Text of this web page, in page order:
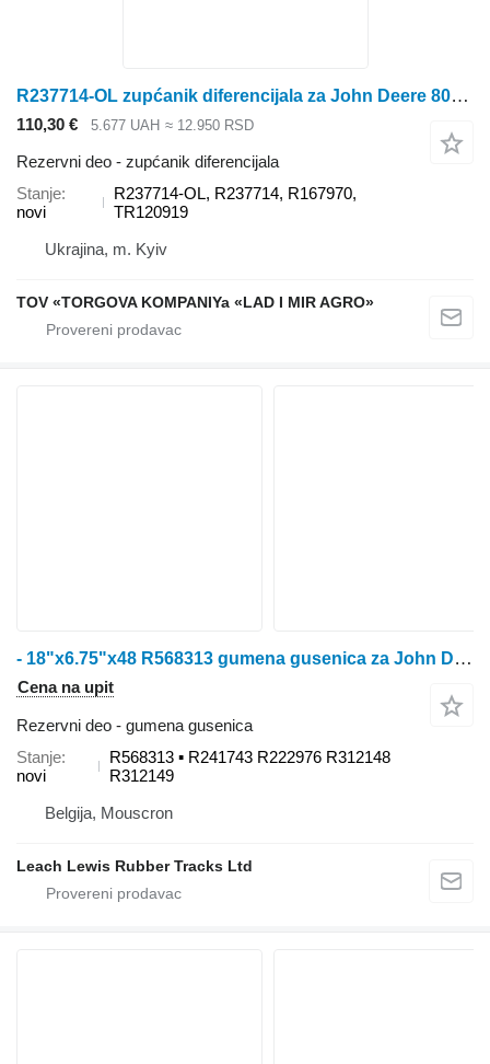
R237714-OL zupćanik diferencijala za John Deere 8020,8120, 8220, 8320, 8420, 8520 traktora točkaša
110,30 € 5.677 UAH ≈ 12.950 RSD
Rezervni deo - zupćanik diferencijala
Stanje
novi
R237714-OL, R237714, R167970,
TR120919
Ukrajina, m. Kyiv
TOV «TORGOVA KOMPANIYa «LAD I MIR AGRO»
- 18"x6.75"x48 R568313 gumena gusenica za John Deere 8000T / 8100T / 8200T / 8300T / 8400T / 8110T / 8210T / 8310T / 8410T / 8120T / 8220T / 8320T / 8420T / 8520T / 8130T / 8230T / 8330T / 8430T / 8530T traktora guseničara
Cena na upit
Rezervni deo - gumena gusenica
Stanje
novi
R568313 ▪ R241743 R222976 R312148
R312149
Belgija, Mouscron
Leach Lewis Rubber Tracks Ltd